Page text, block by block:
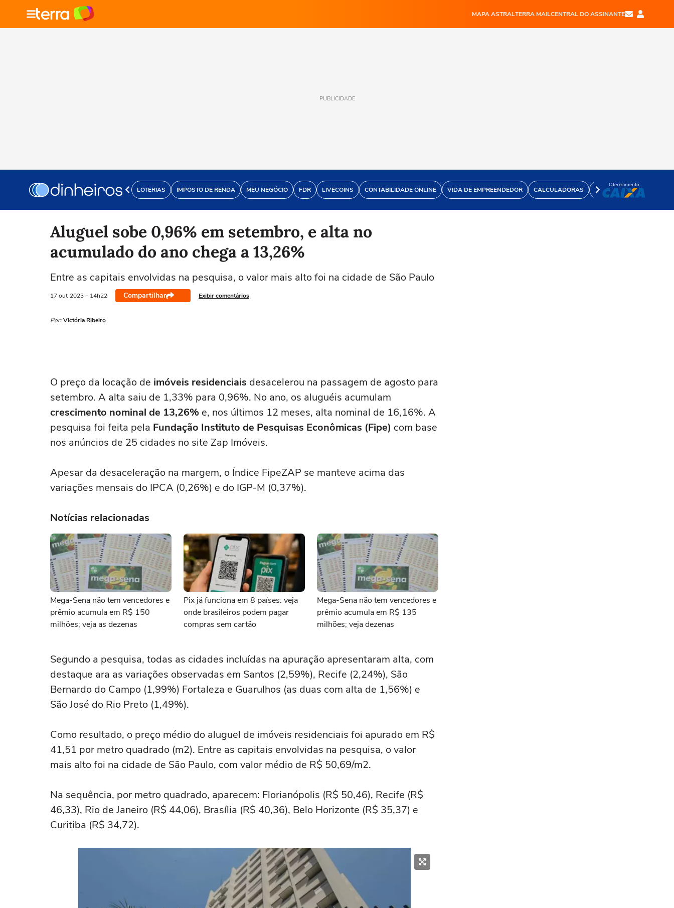
MAPA ASTRALTERRA MAILCENTRAL DO ASSINANTE
PUBLICIDADE
LOTERIAS IMPOSTO DE RENDA MEU NEGÓCIO FDR LIVECOINS CONTABILIDADE ONLINE VIDA DE EMPREENDEDOR CALCULADORAS VÍDEOS
Oferecimento
Aluguel sobe 0,96% em setembro, e alta no
acumulado do ano chega a 13,26%
Entre as capitais envolvidas na pesquisa, o valor mais alto foi na cidade de São Paulo
17 out 2023 - 14h22 Compartilhar Exibir comentários
Por: Victória Ribeiro
O preço da locação de imóveis residenciais desacelerou na passagem de agosto para
setembro. A alta saiu de 1,33% para 0,96%. No ano, os aluguéis acumulam
crescimento nominal de 13,26% e, nos últimos 12 meses, alta nominal de 16,16%. A
pesquisa foi feita pela Fundação Instituto de Pesquisas Econômicas (Fipe) com base
nos anúncios de 25 cidades no site Zap Imóveis.
Apesar da desaceleração na margem, o Índice FipeZAP se manteve acima das
variações mensais do IPCA (0,26%) e do IGP-M (0,37%).
Notícias relacionadas
Mega-Sena não tem vencedores e
prêmio acumula em R$ 150
milhões; veja as dezenas
Pix já funciona em 8 países: veja
onde brasileiros podem pagar
compras sem cartão
Mega-Sena não tem vencedores e
prêmio acumula em R$ 135
milhões; veja dezenas
Segundo a pesquisa, todas as cidades incluídas na apuração apresentaram alta, com
destaque ara as variações observadas em Santos (2,59%), Recife (2,24%), São
Bernardo do Campo (1,99%) Fortaleza e Guarulhos (as duas com alta de 1,56%) e
São José do Rio Preto (1,49%).
Como resultado, o preço médio do aluguel de imóveis residenciais foi apurado em R$
41,51 por metro quadrado (m2). Entre as capitais envolvidas na pesquisa, o valor
mais alto foi na cidade de São Paulo, com valor médio de R$ 50,69/m2.
Na sequência, por metro quadrado, aparecem: Florianópolis (R$ 50,46), Recife (R$
46,33), Rio de Janeiro (R$ 44,06), Brasília (R$ 40,36), Belo Horizonte (R$ 35,37) e
Curitiba (R$ 34,72).